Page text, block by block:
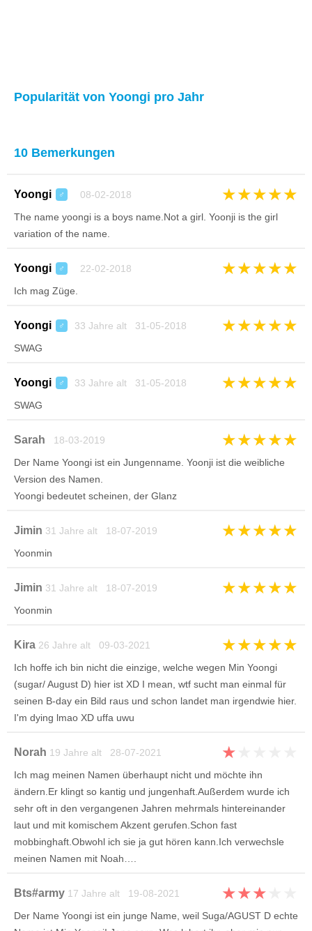
Popularität von Yoongi pro Jahr
10 Bemerkungen
Yoongi ♂ 08-02-2018 ★★★★★
The name yoongi is a boys name.Not a girl. Yoonji is the girl
variation of the name.
Yoongi ♂ 22-02-2018 ★★★★★
Ich mag Züge.
Yoongi ♂ 33 Jahre alt 31-05-2018 ★★★★★
SWAG
Yoongi ♂ 33 Jahre alt 31-05-2018 ★★★★★
SWAG
Sarah 18-03-2019 ★★★★★
Der Name Yoongi ist ein Jungenname. Yoonji ist die weibliche
Version des Namen.
Yoongi bedeutet scheinen, der Glanz
Jimin 31 Jahre alt 18-07-2019 ★★★★★
Yoonmin
Jimin 31 Jahre alt 18-07-2019 ★★★★★
Yoonmin
Kira 26 Jahre alt 09-03-2021 ★★★★★
Ich hoffe ich bin nicht die einzige, welche wegen Min Yoongi
(sugar/ August D) hier ist XD I mean, wtf sucht man einmal für
seinen B-day ein Bild raus und schon landet man irgendwie hier.
I'm dying lmao XD uffa uwu
Norah 19 Jahre alt 28-07-2021 ★
Ich mag meinen Namen überhaupt nicht und möchte ihn
ändern.Er klingt so kantig und jungenhaft.Außerdem wurde ich
sehr oft in den vergangenen Jahren mehrmals hintereinander
laut und mit komischem Akzent gerufen.Schon fast
mobbinghaft.Obwohl ich sie ja gut hören kann.Ich verwechsle
meinen Namen mit Noah….
Bts#army 17 Jahre alt 19-08-2021 ★★★
Der Name Yoongi ist ein junge Name, weil Suga/AGUST D echte